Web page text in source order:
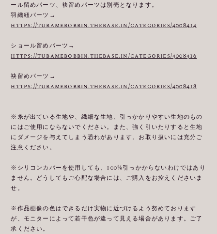
ール留めパーツ、袂留めパーツは別売となります。
羽織紐パーツ→
https://tubamebobbin.thebase.in/categories/4008414
ショール留めパーツ→
https://tubamebobbin.thebase.in/categories/4008416
袂留めパーツ→
https://tubamebobbin.thebase.in/categories/4008418
※糸が出ている生地や、繊細な生地、引っかかりやすい生地のもの
にはご使用にならないでください。また、強く引いたりすると生地
にダメージを与えてしまう恐れがあります。お取り扱いには充分ご
注意ください。
※シリコンカバーを使用しても、100%引っかからないわけではあり
ません。どうしてもご心配な場合には、ご購入をお控えくださいま
せ。
※作品画像の色はできるだけ実物に近づけるよう努めております
が、モニターによって若干色が違って見える場合があります。ご了
承ください。